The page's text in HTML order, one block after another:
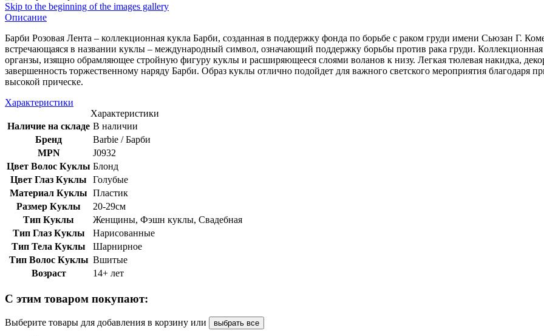
Skip to the beginning of the images gallery
Описание
Барби Розовая Лента – коллекционная кукла Барби, созданная в поддержку фонда по борьбе с раком груди имени Сьюзан Г.
встречающаяся в названии куклы – международный символ, означающий поддержку борьбы против рака груди. Коллекционная
органзы, изящно обрамляющее стройную фигуру куклы и расширяющееся слоями воланов к низу. Легкая тюлевая накидка,
завершенность торжественному наряду Барби. Образ куклы отлично подойдет для важного светского мероприятия благодаря
высокой прическе.
Характеристики
Характеристики
Наличие на складе В наличии
Бренд
Barbie / Барби
MPN
J0932
Цвет Волос Куклы Блонд
Цвет Глаз Куклы
Голубые
Материал Куклы Пластик
Размер Куклы
20-29см
Тип Куклы
Женщины, Фэшн куклы, Свадебная
Тип Глаз Куклы
Нарисованные
Тип Тела Куклы
Шарнирное
Тип Волос Куклы Вшитые
Возраст
14+ лет
С этим товаром покупают:
Выберите товары для добавления в корзину или выбрать все